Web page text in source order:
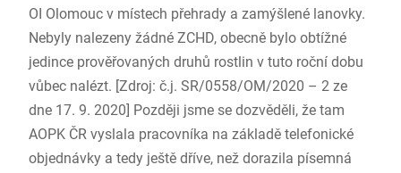
OI Olomouc v místech přehrady a zamýšlené lanovky.
Nebyly nalezeny žádné ZCHD, obecně bylo obtížné
jedince prověřovaných druhů rostlin v tuto roční dobu
vůbec nalézt. [Zdroj: č.j. SR/0558/OM/2020 – 2 ze
dne 17. 9. 2020] Později jsme se dozvěděli, že tam
AOPK ČR vyslala pracovníka na základě telefonické
objednávky a tedy ještě dříve, než dorazila písemná